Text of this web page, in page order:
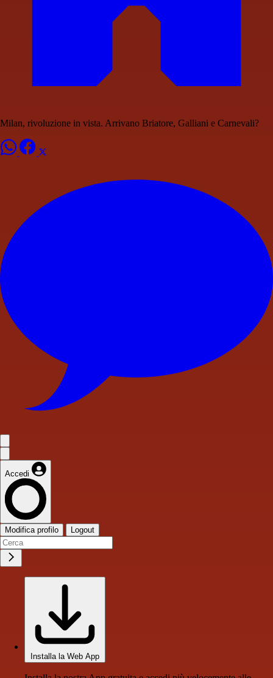
Milan, rivoluzione in vista. Arrivano Briatore, Galliani e Carnevali?
Accedi
Modifica profilo Logout
Installa la Web App